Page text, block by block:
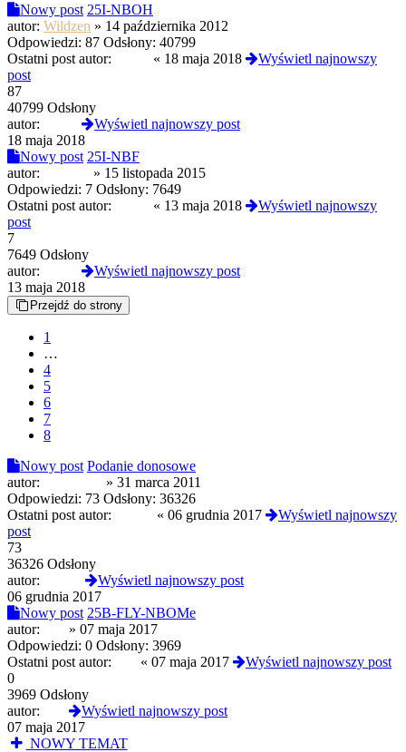
Nowy post 25I-NBOH
autor: Wildzen » 14 października 2012
Odpowiedzi: 87 Odsłony: 40799
Ostatni post autor:
« 18 maja 2018
Wyświetl najnowszy
post
87
40799 Odsłony
autor:
Wyświetl najnowszy post
18 maja 2018
Nowy post 25I-NBF
autor:
» 15 listopada 2015
Odpowiedzi: 7 Odsłony: 7649
Ostatni post autor:
« 13 maja 2018
Wyświetl najnowszy
post
7
7649 Odsłony
autor:
Wyświetl najnowszy post
13 maja 2018
Przejdź do strony
1
…
4
5
6
7
8
Nowy post Podanie donosowe
autor:
» 31 marca 2011
Odpowiedzi: 73 Odsłony: 36326
Ostatni post autor:
« 06 grudnia 2017
Wyświetl najnowszy
post
73
36326 Odsłony
autor:
Wyświetl najnowszy post
06 grudnia 2017
Nowy post 25B-FLY-NBOMe
autor:
» 07 maja 2017
Odpowiedzi: 0 Odsłony: 3969
Ostatni post autor:
« 07 maja 2017
Wyświetl najnowszy post
0
3969 Odsłony
autor:
Wyświetl najnowszy post
07 maja 2017
NOWY TEMAT